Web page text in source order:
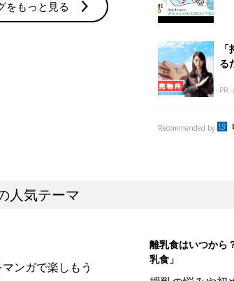
離乳食はいつから
授乳の悩みや
子育てとお金
妊娠・出産・
金・助成金を解説
分補給。衛生面ではスポーツドリンクより麦茶が
とは？【専門家監修】
育児